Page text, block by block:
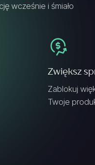
wcześnie i śmiało
Zwiększ
Zablokuj
Twoje